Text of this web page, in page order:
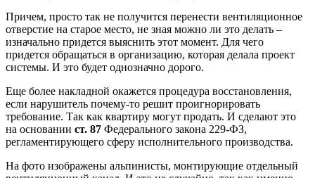
Причем, просто так не получится перенести вентиляционное
отверстие на старое место, не зная можно ли это делать –
изначально придется выяснить этот момент. Для чего
придется обращаться в организацию, которая делала проект
системы. И это будет однозначно дорого.
Еще более накладной окажется процедура восстановления,
если нарушитель почему-то решит проигнорировать
требование. Так как квартиру могут продать. И сделают это
на основании ст. 87 Федерального закона 229-ФЗ,
регламентирующего сферу исполнительного производства.
На фото изображены альпинисты, монтирующие отдельный